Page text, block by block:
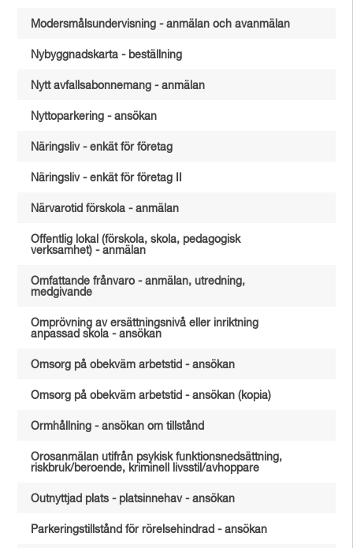
Modersmålsundervisning - anmälan och avanmälan
Nybyggnadskarta - beställning
Nytt avfallsabonnemang - anmälan
Nyttoparkering - ansökan
Näringsliv - enkät för företag
Näringsliv - enkät för företag II
Närvarotid förskola - anmälan
Offentlig lokal (förskola, skola, pedagogisk
verksamhet) - anmälan
Omfattande frånvaro - anmälan, utredning,
medgivande
Omprövning av ersättningsnivå eller inriktning
anpassad skola - ansökan
Omsorg på obekväm arbetstid - ansökan
Omsorg på obekväm arbetstid - ansökan (kopia)
Ormhållning - ansökan om tillstånd
Orosanmälan utifrån psykisk funktionsnedsättning,
riskbruk/beroende, kriminell livsstil/avhoppare
Outnyttjad plats - platsinnehav - ansökan
Parkeringstillstånd för rörelsehindrad - ansökan